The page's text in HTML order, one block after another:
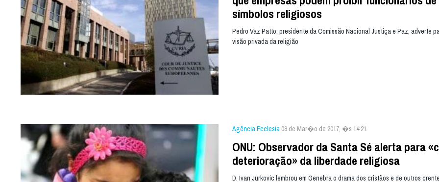
símbolos religiosos
Pedro Vaz Patto, presidente da Comissão Nacional Justiça e Paz, adverte
visão privada da religião
Agência Ecclesia 08 de Mar�o de 2017, �s 14:21
ONU: Observador da Santa Sé alerta para
deterioração» da liberdade religiosa
D. Ivan Jurkovic lembrou em Genebra o drama dos cristãos e de outros